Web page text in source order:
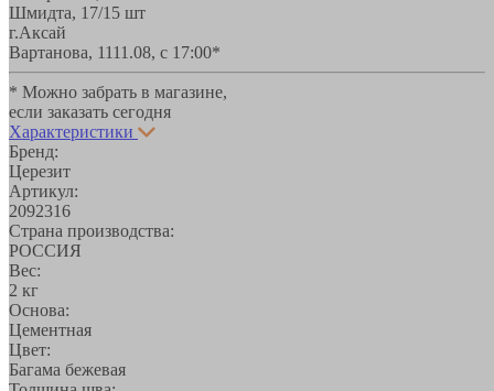
Шмидта, 17/1 5 шт
г.Аксай
Вартанова, 1111.08, с 17:00*
* Можно забрать в магазине,
если заказать сегодня
Характеристики
Бренд:
Церезит
Артикул:
2092316
Страна производства:
РОССИЯ
Вес:
2 кг
Основа:
Цементная
Цвет:
Багама бежевая